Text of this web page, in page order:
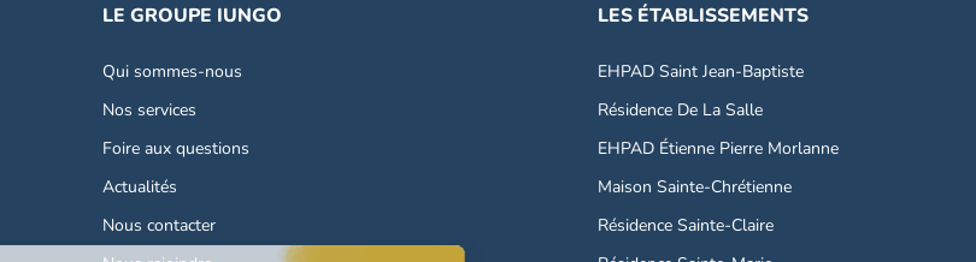
LE GROUPE IUNGO
Qui sommes-nous
Nos services
Foire aux questions
Actualités
Nous contacter
LES ÉTABLISSEMENTS
EHPAD Saint Jean-Baptiste
Résidence De La Salle
EHPAD Étienne Pierre Morlanne
Maison Sainte-Chrétienne
Résidence Sainte-Claire